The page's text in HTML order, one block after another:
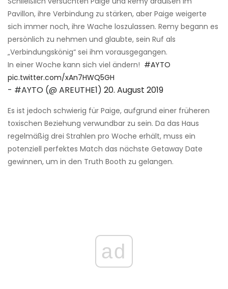
Pavillon, ihre Verbindung zu stärken, aber Paige weigerte
sich immer noch, ihre Wache loszulassen. Remy begann es
persönlich zu nehmen und glaubte, sein Ruf als
„Verbindungskönig“ sei ihm vorausgegangen.
In einer Woche kann sich viel ändern! ‍ #AYTO
pic.twitter.com/xAn7HWQ5GH
- #AYTO (@ AREUTHE1) 20. August 2019
Es ist jedoch schwierig für Paige, aufgrund einer früheren
toxischen Beziehung verwundbar zu sein. Da das Haus
regelmäßig drei Strahlen pro Woche erhält, muss ein
potenziell perfektes Match das nächste Getaway Date
gewinnen, um in den Truth Booth zu gelangen.
ad